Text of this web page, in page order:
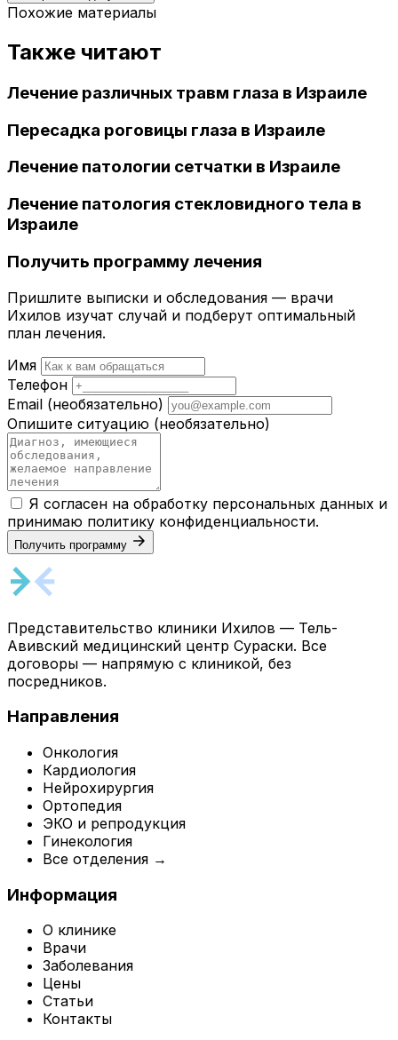
Похожие материалы
Также читают
Лечение различных травм глаза в Израиле
Пересадка роговицы глаза в Израиле
Лечение патологии сетчатки в Израиле
Лечение патология стекловидного тела в
Израиле
Получить программу лечения
Пришлите выписки и обследования — врачи
Ихилов изучат случай и подберут оптимальный
план лечения.
Имя
Телефон
Email (необязательно)
Опишите ситуацию (необязательно)
Я согласен на обработку персональных данных и
принимаю политику конфиденциальности.
Получить программу
Представительство клиники Ихилов — Тель-
Авивский медицинский центр Сураски. Все
договоры — напрямую с клиникой, без
посредников.
Направления
Онкология
Кардиология
Нейрохирургия
Ортопедия
ЭКО и репродукция
Гинекология
Все отделения →
Информация
О клинике
Врачи
Заболевания
Цены
Статьи
Контакты